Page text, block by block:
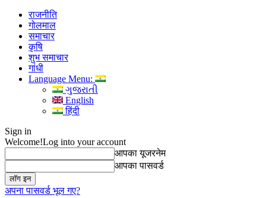
राजनीति
गोलमाल
समाचार
कृषि
शुभ समाचार
गांधी
Language Menu:
ગુજરાતી
English
हिंदी
Sign in
Welcome!Log into your account
आपका यूजरनेम
आपका पासवर्ड
अपना पासवर्ड भूल गए?